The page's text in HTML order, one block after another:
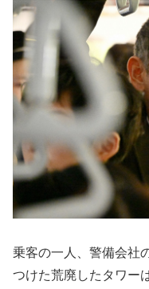
乗客の一人、警備会社
つけた荒廃したタワーは